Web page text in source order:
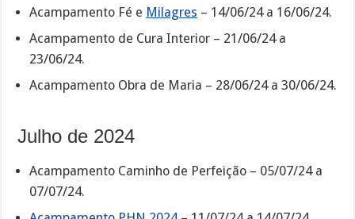
Acampamento Fé e Milagres – 14/06/24 a 16/06/24.
Acampamento de Cura Interior – 21/06/24 a
23/06/24.
Acampamento Obra de Maria – 28/06/24 a 30/06/24.
Julho de 2024
Acampamento Caminho de Perfeição – 05/07/24 a
07/07/24.